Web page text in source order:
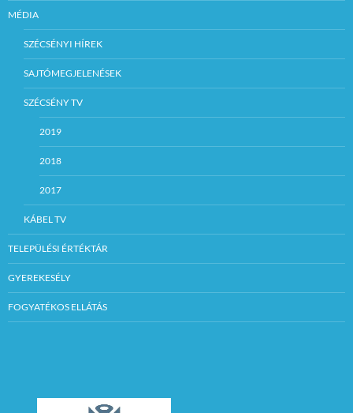
MÉDIA
SZÉCSÉNYI HÍREK
SAJTÓMEGJELENÉSEK
SZÉCSÉNY TV
2019
2018
2017
KÁBEL TV
TELEPÜLÉSI ÉRTÉKTÁR
GYEREKESÉLY
FOGYATÉKOS ELLÁTÁS